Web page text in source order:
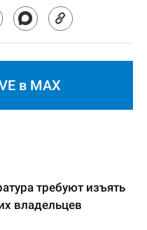
в MAX
требуют изъять
владельцев